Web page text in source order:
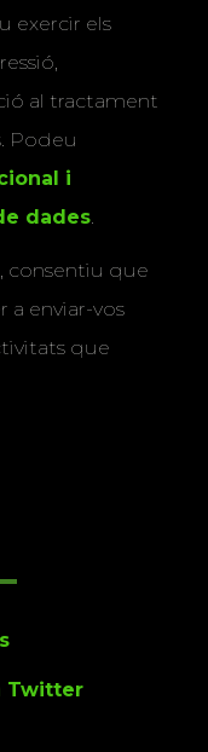
exercir els
al tractament
Podeu
i
dades.
consentiu que
a enviar-vos
que
Twitter